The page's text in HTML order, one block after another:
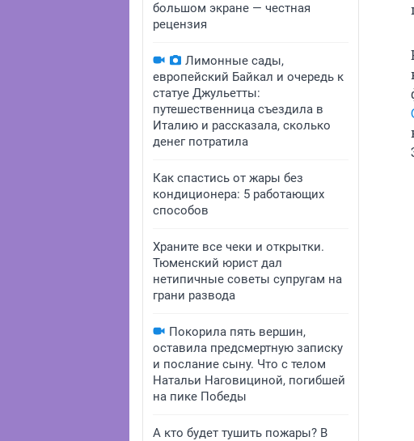
большом экране — честная
рецензия
Лимонные сады,
европейский Байкал и очередь к
статуе Джульетты:
путешественница съездила в
Италию и рассказала, сколько
денег потратила
Как спастись от жары без
кондиционера: 5 работающих
способов
Храните все чеки и открытки.
Тюменский юрист дал
нетипичные советы супругам на
грани развода
Покорила пять вершин,
оставила предсмертную записку
и послание сыну. Что с телом
Натальи Наговициной, погибшей
на пике Победы
А кто будет тушить пожары? В